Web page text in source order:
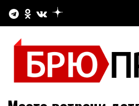
содержимому
БРЮПРЕСС
Официальный сайт газеты